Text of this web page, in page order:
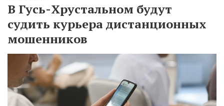
В Гусь-Хрустальном будут
судить курьера дистанционных
мошенников